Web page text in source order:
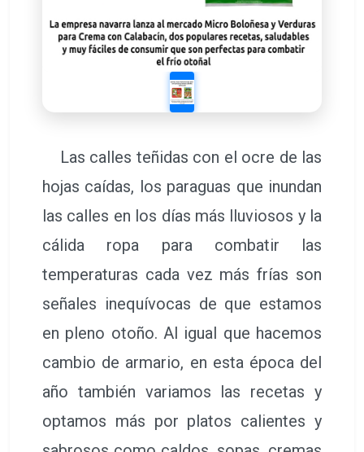
Las calles teñidas con el ocre de las
hojas caídas, los paraguas que inundan
las calles en los días más lluviosos y la
cálida ropa para combatir las
temperaturas cada vez más frías son
señales inequívocas de que estamos
en pleno otoño. Al igual que hacemos
cambio de armario, en esta época del
año también variamos las recetas y
optamos más por platos calientes y